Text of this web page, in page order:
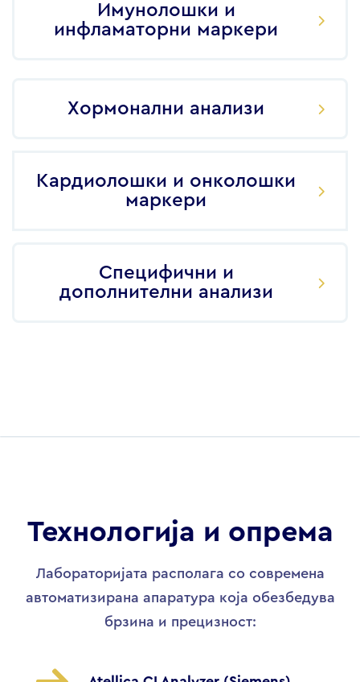
Имунолошки и
инфламаторни маркери
Хормонални анализи
Кардиолошки и онколошки
маркери
Специфични и
дополнителни анализи
Технологија и опрема
Лабораторијата располага со современа
автоматизирана апаратура која обезбедува
брзина и прецизност: